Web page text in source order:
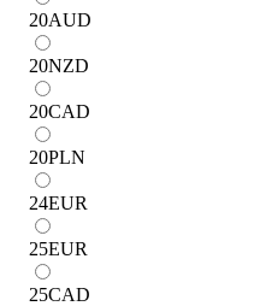
20AUD
20NZD
20CAD
20PLN
24EUR
25EUR
25CAD